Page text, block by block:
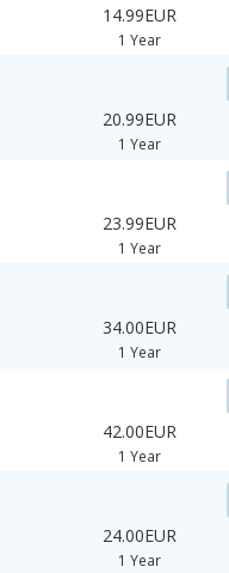
14.99EUR
1 Year
20.99EUR
1 Year
23.99EUR
1 Year
34.00EUR
1 Year
42.00EUR
1 Year
24.00EUR
1 Year